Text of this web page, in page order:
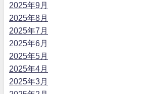
2025年9月
2025年8月
2025年7月
2025年6月
2025年5月
2025年4月
2025年3月